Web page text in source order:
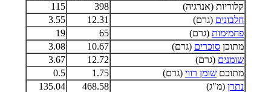
קלוריות (אנרגיה)
398
115
חלבונים (גרם) 12.31
3.55
פחמימות (גרם) 65
19
מתוכן סוכרים (גרם) 10.67
3.08
שומנים (גרם) 12.72
3.67
מתוכם שומן רווי (גרם) 1.75
0.5
נתרן (מ"ג) 468.58
135.04